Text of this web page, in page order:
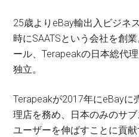
25歳よりeBay輸出入ビジネ
時にSAATSという会社を創
ール、Terapeakの日本総代
独立。
Terapeakが2017年にeBayに
理店を務め、日本のみのサ
ユーザーを伸ばすことに貢献